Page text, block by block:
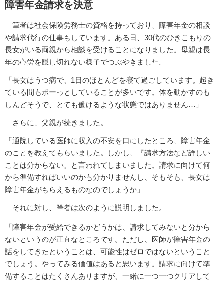
障害年金請求を決意
筆者は社会保険労務士の資格を持っており、障害年金の相談
や請求代行の仕事もしています。ある日、30代のひきこもりの
長女がいる両親から相談を受けることになりました。母親は長
年の心労を隠し切れない様子でつぶやきました。
「長女はうつ病で、1日のほとんどを寝て過ごしています。起き
ている間もボーっとしていることが多いです。体を動かすのも
しんどそうで、とても働けるような状態ではありません…」
さらに、父親が続きました。
「通院している医師に収入の不安を口にしたところ、障害年金
のことを教えてもらいました。しかし、『請求方法など詳しい
ことは分からない』と言われてしまいました。請求に向けて何
から準備すればいいのかも分かりませんし、そもそも、長女は
障害年金がもらえるものなのでしょうか」
それに対し、筆者は次のように説明しました。
「障害年金が受給できるかどうかは、請求してみないと分から
ないというのが正直なところです。ただし、医師が障害年金の
話をしてきたということは、可能性はゼロではないということ
でしょう。やってみる価値はあると思います。請求に向けて準
備することはたくさんありますが、一緒に一つ一つクリアして